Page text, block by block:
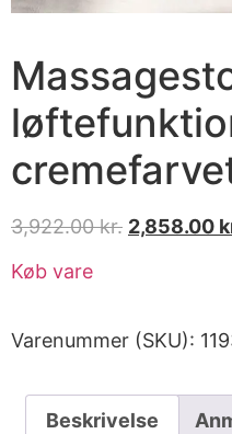
3,922.00kr. 2,858.00
Køb vare
Varenummer (SKU):
Beskrivelse